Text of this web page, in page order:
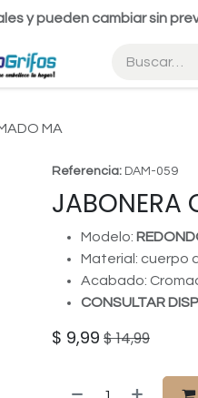
y pueden cambiar sin
MA
Referencia: DAM-059
JABONERA
Modelo:
Material: cuerpo
Acabado:
CONSULTAR
$ 9,99 $14,99